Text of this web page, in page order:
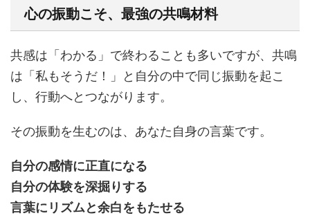
心の振動こそ、最強の共鳴材料
共感は「わかる」で終わることも多いですが、共鳴
は「私もそうだ！」と自分の中で同じ振動を起こ
し、行動へとつながります。
その振動を生むのは、あなた自身の言葉です。
自分の感情に正直になる
自分の体験を深掘りする
言葉にリズムと余白をもたせる